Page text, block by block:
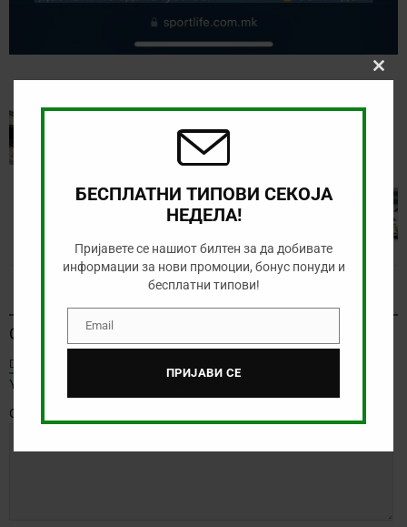
PREVIOUS
Зголемени квоти за натпреварот Фортуна
Дизелдорф – Бохум
NEXT
ТИП НА ДЕНОТ (28.05.2024, 20:00) СТАРТ – СОНГДАЛ
BE THE FIRST TO COMMENT
Оставете коментар
Default Comments (0)
Your email address will not be published.
Comment
БЕСПЛАТНИ ТИПОВИ СЕКОЈА
НЕДЕЛА!
Пријавете се нашиот билтен за да добивате
информации за нови промоции, бонус понуди и
бесплатни типови!
EmailEmail
ПРИЈАВИ СЕ